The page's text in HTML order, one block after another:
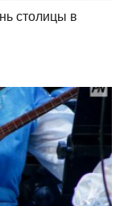
столицы в